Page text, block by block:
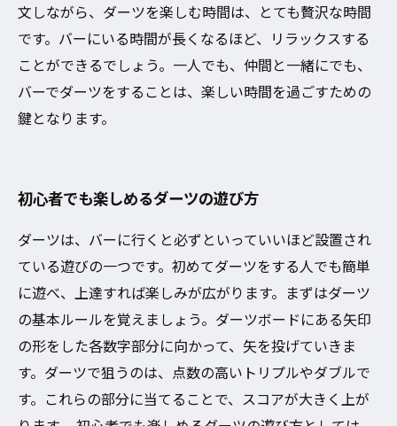
文しながら、ダーツを楽しむ時間は、とても贅沢な時間
です。バーにいる時間が長くなるほど、リラックスする
ことができるでしょう。一人でも、仲間と一緒にでも、
バーでダーツをすることは、楽しい時間を過ごすための
鍵となります。
初心者でも楽しめるダーツの遊び方
ダーツは、バーに行くと必ずといっていいほど設置され
ている遊びの一つです。初めてダーツをする人でも簡単
に遊べ、上達すれば楽しみが広がります。まずはダーツ
の基本ルールを覚えましょう。ダーツボードにある矢印
の形をした各数字部分に向かって、矢を投げていきま
す。ダーツで狙うのは、点数の高いトリプルやダブルで
す。これらの部分に当てることで、スコアが大きく上が